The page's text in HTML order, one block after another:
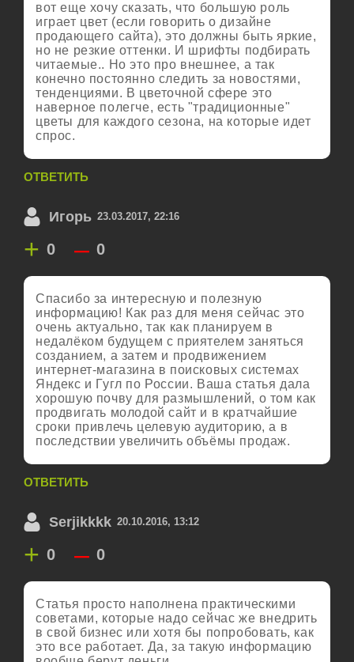
вот еще хочу сказать, что большую роль
играет цвет (если говорить о дизайне
продающего сайта), это должны быть яркие,
но не резкие оттенки. И шрифты подбирать
читаемые.. Но это про внешнее, а так
конечно постоянно следить за новостями,
тенденциями. В цветочной сфере это
наверное полегче, есть "традиционные"
цветы для каждого сезона, на которые идет
спрос.
ОТВЕТИТЬ
Игорь 23.03.2017, 22:16
+ 0 – 0
Спасибо за интересную и полезную
информацию! Как раз для меня сейчас это
очень актуально, так как планируем в
недалёком будущем с приятелем заняться
созданием, а затем и продвижением
интернет-магазина в поисковых системах
Яндекс и Гугл по России. Ваша статья дала
хорошую почву для размышлений, о том как
продвигать молодой сайт и в кратчайшие
сроки привлечь целевую аудиторию, а в
последствии увеличить объёмы продаж.
ОТВЕТИТЬ
Serjikkkk 20.10.2016, 13:12
+ 0 – 0
Статья просто наполнена практическими
советами, которые надо сейчас же внедрить
в свой бизнес или хотя бы попробовать, как
это все работает. Да, за такую информацию